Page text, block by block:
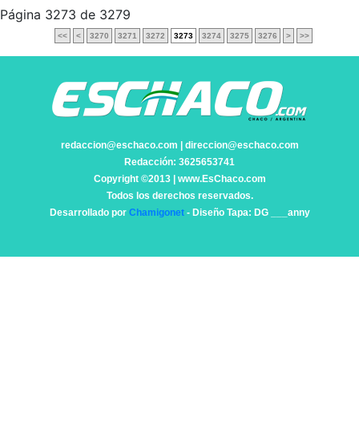
Página 3273 de 3279
<< < 3270 3271 3272 3273 3274 3275 3276 > >>
redaccion@eschaco.com | direccion@eschaco.com
Redacción: 3625653741
Copyright ©2013 | www.EsChaco.com
Todos los derechos reservados.
Desarrollado por Chamigonet- Diseño Tapa: DG ___anny